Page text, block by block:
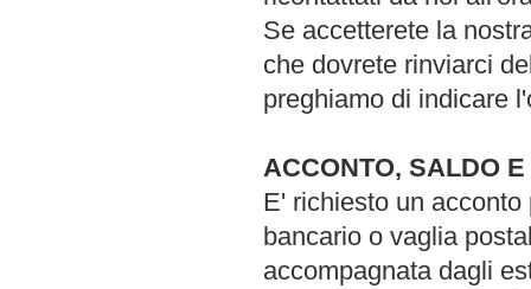
Se accetterete la
che dovrete rinviarci
preghiamo di indicare
ACCONTO, SALDO
E' richiesto un
bancario o vaglia
accompagnata dagli